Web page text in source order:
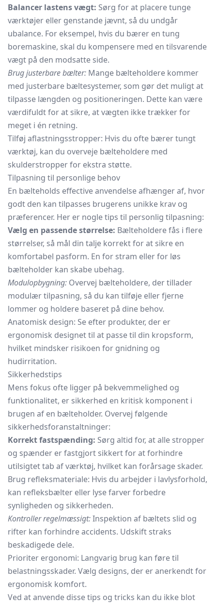
Balancer lastens vægt: Sørg for at placere tunge
værktøjer eller genstande jævnt, så du undgår
ubalance. For eksempel, hvis du bærer en tung
boremaskine, skal du kompensere med en tilsvarende
vægt på den modsatte side.
Brug justerbare bælter: Mange bælteholdere kommer
med justerbare bæltesystemer, som gør det muligt at
tilpasse længden og positioneringen. Dette kan være
værdifuldt for at sikre, at vægten ikke trækker for
meget i én retning.
Tilføj aflastningsstropper: Hvis du ofte bærer tungt
værktøj, kan du overveje bælteholdere med
skulderstropper for ekstra støtte.
Tilpasning til personlige behov
En bælteholds effective anvendelse afhænger af, hvor
godt den kan tilpasses brugerens unikke krav og
præferencer. Her er nogle tips til personlig tilpasning:
Vælg en passende størrelse: Bælteholdere fås i flere
størrelser, så mål din talje korrekt for at sikre en
komfortabel pasform. En for stram eller for løs
bælteholder kan skabe ubehag.
Modulopbygning: Overvej bælteholdere, der tillader
modulær tilpasning, så du kan tilføje eller fjerne
lommer og holdere baseret på dine behov.
Anatomisk design: Se efter produkter, der er
ergonomisk designet til at passe til din kropsform,
hvilket mindsker risikoen for gnidning og
hudirritation.
Sikkerhedstips
Mens fokus ofte ligger på bekvemmelighed og
funktionalitet, er sikkerhed en kritisk komponent i
brugen af en bælteholder. Overvej følgende
sikkerhedsforanstaltninger:
Korrekt fastspænding: Sørg altid for, at alle stropper
og spænder er fastgjort sikkert for at forhindre
utilsigtet tab af værktøj, hvilket kan forårsage skader.
Brug refleksmateriale: Hvis du arbejder i lavlysforhold,
kan refleksbælter eller lyse farver forbedre
synligheden og sikkerheden.
Kontroller regelmæssigt:Inspektion af bæltets slid og
rifter kan forhindre accidents. Udskift straks
beskadigede dele.
Prioriter ergonomi: Langvarig brug kan føre til
belastningsskader. Vælg designs, der er anerkendt for
ergonomisk komfort.
Ved at anvende disse tips og tricks kan du ikke blot